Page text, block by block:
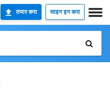
तयार करा साइन इन करा